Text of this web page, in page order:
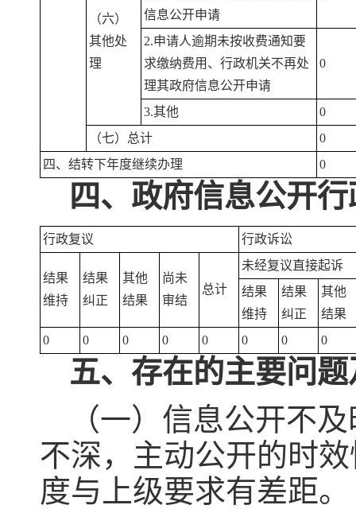
（六）
其他处
理
信息公开申请
2.申请人逾期未按收费通知要
求缴纳费用、行政机关不再处
理其政府信息公开申请
0
3.其他
0
（七）总计
0
四、结转下年度继续办理
0
四、政府信息公开
行政复议 行政诉讼
结果
维持
结果
纠正
其他
结果
尚未
审结
总计
未经复议直接起诉
结果
维持
结果
纠正
其他
结果
0
0 0 0 0 0 0 0
五、存在的主要问
（一）信息公开不
不深，主动公开的时
度与上级要求有差距。